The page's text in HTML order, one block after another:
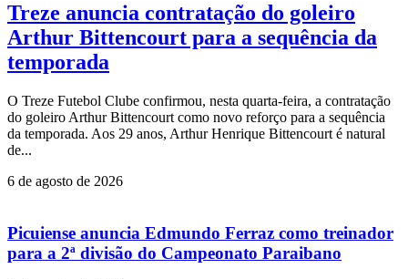
Treze anuncia contratação do goleiro
Arthur Bittencourt para a sequência da
temporada
O Treze Futebol Clube confirmou, nesta quarta-feira, a contratação
do goleiro Arthur Bittencourt como novo reforço para a sequência
da temporada. Aos 29 anos, Arthur Henrique Bittencourt é natural
de...
6 de agosto de 2026
Picuiense anuncia Edmundo Ferraz como treinador
para a 2ª divisão do Campeonato Paraibano